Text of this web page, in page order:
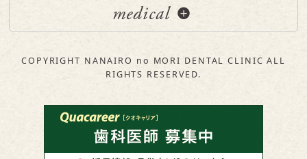
medical
COPYRIGHT NANAIRO no MORI DENTAL CLINIC ALL
RIGHTS RESERVED.